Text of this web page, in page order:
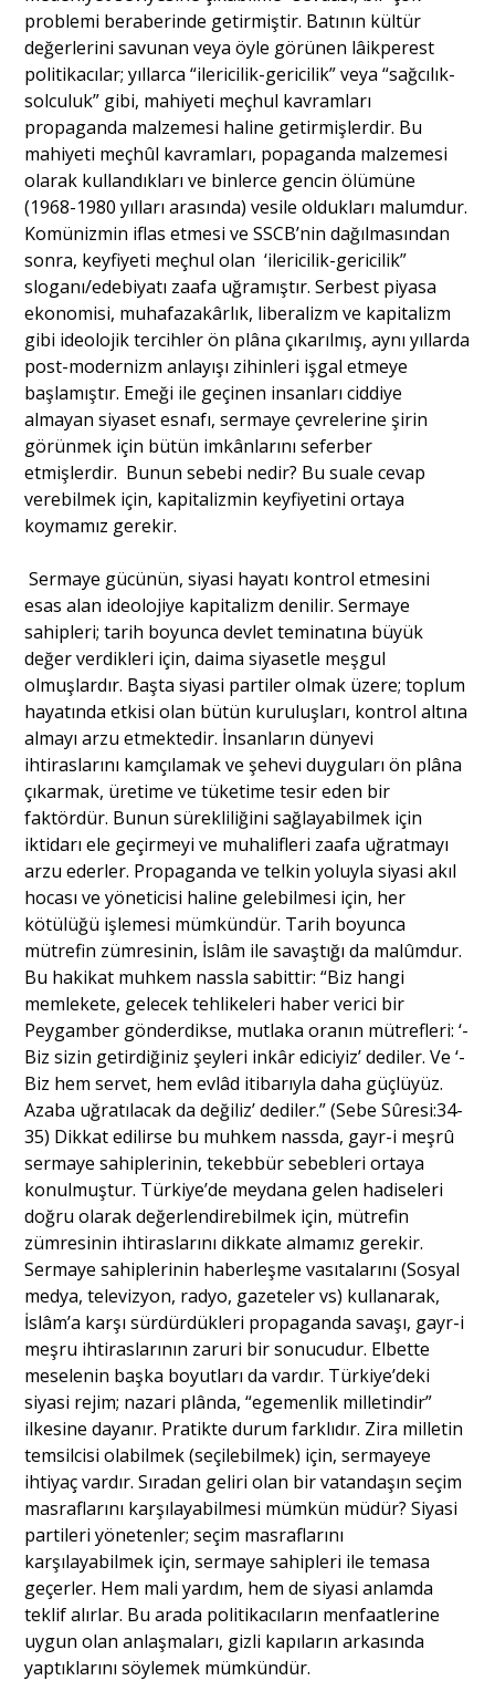
problemi beraberinde getirmiştir. Batının kültür
değerlerini savunan veya öyle görünen lâikperest
politikacılar; yıllarca “ilericilik-gericilik” veya “sağcılık-
solculuk” gibi, mahiyeti meçhul kavramları
propaganda malzemesi haline getirmişlerdir. Bu
mahiyeti meçhûl kavramları, popaganda malzemesi
olarak kullandıkları ve binlerce gencin ölümüne
(1968-1980 yılları arasında) vesile oldukları malumdur.
Komünizmin iflas etmesi ve SSCB’nin dağılmasından
sonra, keyfiyeti meçhul olan ‘ilericilik-gericilik”
sloganı/edebiyatı zaafa uğramıştır. Serbest piyasa
ekonomisi, muhafazakârlık, liberalizm ve kapitalizm
gibi ideolojik tercihler ön plâna çıkarılmış, aynı yıllarda
post-modernizm anlayışı zihinleri işgal etmeye
başlamıştır. Emeği ile geçinen insanları ciddiye
almayan siyaset esnafı, sermaye çevrelerine şirin
görünmek için bütün imkânlarını seferber
etmişlerdir. Bunun sebebi nedir? Bu suale cevap
verebilmek için, kapitalizmin keyfiyetini ortaya
koymamız gerekir.
Sermaye gücünün, siyasi hayatı kontrol etmesini
esas alan ideolojiye kapitalizm denilir. Sermaye
sahipleri; tarih boyunca devlet teminatına büyük
değer verdikleri için, daima siyasetle meşgul
olmuşlardır. Başta siyasi partiler olmak üzere; toplum
hayatında etkisi olan bütün kuruluşları, kontrol altına
almayı arzu etmektedir. İnsanların dünyevi
ihtiraslarını kamçılamak ve şehevi duyguları ön plâna
çıkarmak, üretime ve tüketime tesir eden bir
faktördür. Bunun sürekliliğini sağlayabilmek için
iktidarı ele geçirmeyi ve muhalifleri zaafa uğratmayı
arzu ederler. Propaganda ve telkin yoluyla siyasi akıl
hocası ve yöneticisi haline gelebilmesi için, her
kötülüğü işlemesi mümkündür. Tarih boyunca
mütrefin zümresinin, İslâm ile savaştığı da malûmdur.
Bu hakikat muhkem nassla sabittir: “Biz hangi
memlekete, gelecek tehlikeleri haber verici bir
Peygamber gönderdikse, mutlaka oranın mütrefleri: ‘-
Biz sizin getirdiğiniz şeyleri inkâr ediciyiz’ dediler. Ve ‘-
Biz hem servet, hem evlâd itibarıyla daha güçlüyüz.
Azaba uğratılacak da değiliz’ dediler.” (Sebe Sûresi:34-
35) Dikkat edilirse bu muhkem nassda, gayr-i meşrû
sermaye sahiplerinin, tekebbür sebebleri ortaya
konulmuştur. Türkiye’de meydana gelen hadiseleri
doğru olarak değerlendirebilmek için, mütrefin
zümresinin ihtiraslarını dikkate almamız gerekir.
Sermaye sahiplerinin haberleşme vasıtalarını (Sosyal
medya, televizyon, radyo, gazeteler vs) kullanarak,
İslâm’a karşı sürdürdükleri propaganda savaşı, gayr-i
meşru ihtiraslarının zaruri bir sonucudur. Elbette
meselenin başka boyutları da vardır. Türkiye’deki
siyasi rejim; nazari plânda, “egemenlik milletindir”
ilkesine dayanır. Pratikte durum farklıdır. Zira milletin
temsilcisi olabilmek (seçilebilmek) için, sermayeye
ihtiyaç vardır. Sıradan geliri olan bir vatandaşın seçim
masraflarını karşılayabilmesi mümkün müdür? Siyasi
partileri yönetenler; seçim masraflarını
karşılayabilmek için, sermaye sahipleri ile temasa
geçerler. Hem mali yardım, hem de siyasi anlamda
teklif alırlar. Bu arada politikacıların menfaatlerine
uygun olan anlaşmaları, gizli kapıların arkasında
yaptıklarını söylemek mümkündür.